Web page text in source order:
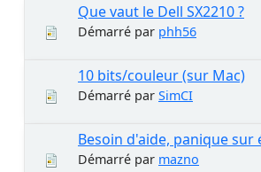
Que vaut le Dell SX2210 ?
Démarré par phh56
10 bits/couleur (sur Mac)
Démarré par SimCI
Besoin d'aide, panique
Démarré par mazno